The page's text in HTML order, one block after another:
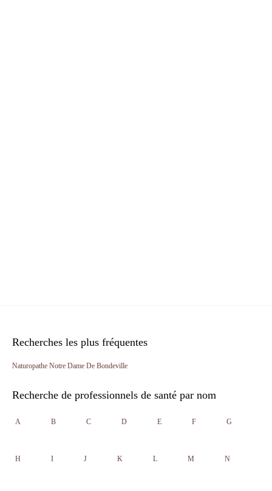
Recherches les plus fréquentes
Naturopathe Notre Dame De Bondeville
Recherche de professionnels de santé par nom
A B C D E F G
H I J K L M N